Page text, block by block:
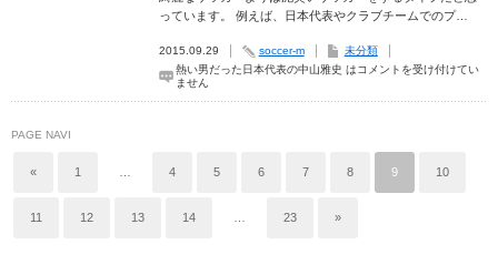
っています。 例えば、日本代表やクラブチームでのプ…
2015.09.29 soccer-m
未分類
熱い男だった日本代表の中山雅史 はコメントを受け付けてい
ません
PAGE NAVI
« 1 4 5 6 7 8 9 10
11 12 13 14 23 »